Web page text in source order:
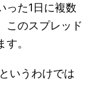
った1日に複数
このスプレッド
。
いうわけでは